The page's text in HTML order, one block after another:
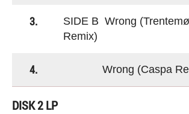
3.
SIDE B Wrong
Remix)
4. Wrong (Caspa
DISK 2 LP